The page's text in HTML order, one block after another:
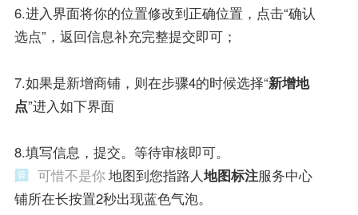
6.进入界面将你的位置修改到正确位置，点击“确认
选点”，返回信息补充完整提交即可；
7.如果是新增商铺，则在步骤4的时候选择“新增地
点”进入如下界面
8.填写信息，提交。等待审核即可。
可惜不是你地图到您指路人地图标注服务中心
铺所在长按置2秒出现蓝色气泡。